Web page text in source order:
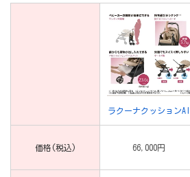
ラクーナクッションAI
価格(税込) 66,000円